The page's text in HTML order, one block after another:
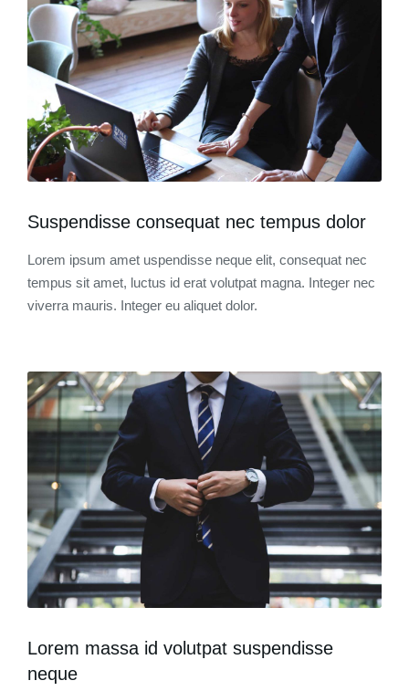
Suspendisse consequat nec tempus dolor
Lorem ipsum amet uspendisse neque elit, consequat nec
tempus sit amet, luctus id erat volutpat magna. Integer nec
viverra mauris. Integer eu aliquet dolor.
Lorem massa id volutpat suspendisse
neque